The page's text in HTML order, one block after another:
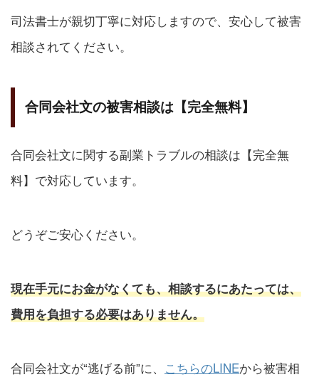
司法書士が親切丁寧に対応しますので、安心して被害
相談されてください。
合同会社文の被害相談は【完全無料】
合同会社文に関する副業トラブルの相談は【完全無
料】で対応しています。
どうぞご安心ください。
現在手元にお金がなくても、相談するにあたっては、
費用を負担する必要はありません。
合同会社文が“逃げる前”に、 こちらのLINEから被害相